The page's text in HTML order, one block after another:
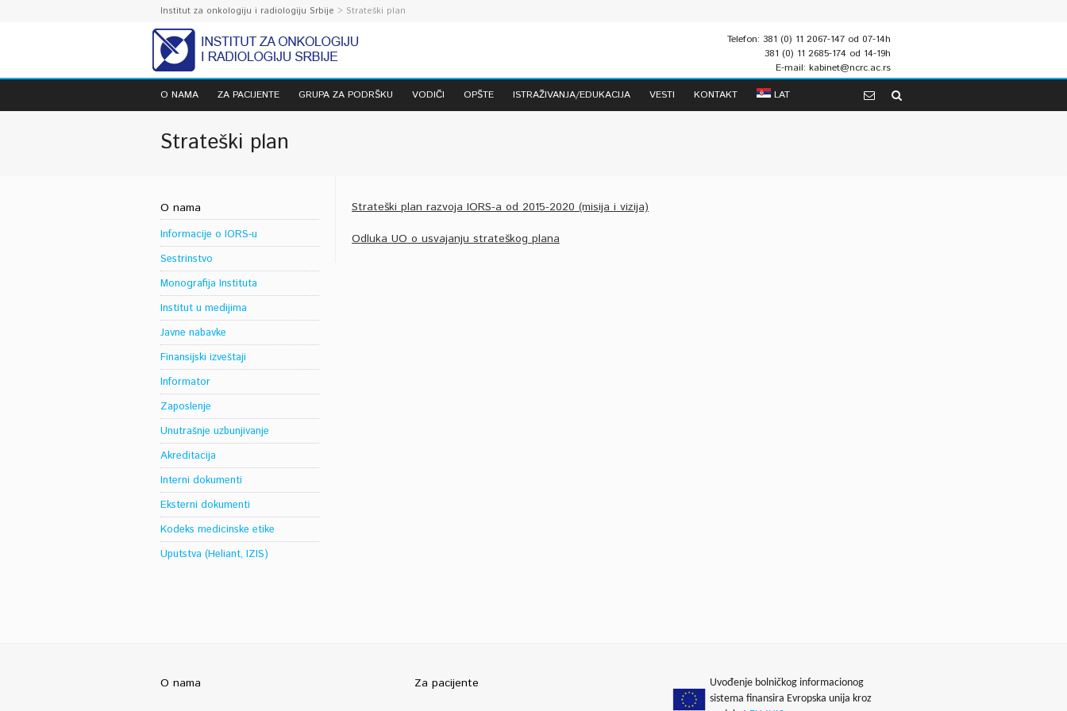
Institut za onkologiju i radiologiju Srbije > Strateški plan
Telefon: 381 (0) 11 2067-147 od 07-14h
381 (0) 11 2685-174 od 14-19h
E-mail: kabinet@ncrc.ac.rs
O NAMA ZA PACIJENTE GRUPA ZA PODRŠKU VODIČI OPŠTE ISTRAŽIVANJA/EDUKACIJA VESTI KONTAKT LAT
Strateški plan
Strateški plan razvoja IORS-a od 2015-2020 (misija i vizija)
Odluka UO o usvajanju strateškog plana
O nama
Informacije o IORS-u
Sestrinstvo
Monografija Instituta
Institut u medijima
Javne nabavke
Finansijski izveštaji
Informator
Zaposlenje
Unutrašnje uzbunjivanje
Akreditacija
Interni dokumenti
Eksterni dokumenti
Kodeks medicinske etike
Uputstva (Heliant, IZIS)
O nama Za pacijente
Uvođenje bolničkog informacionog
sistema finansira Evropska unija kroz